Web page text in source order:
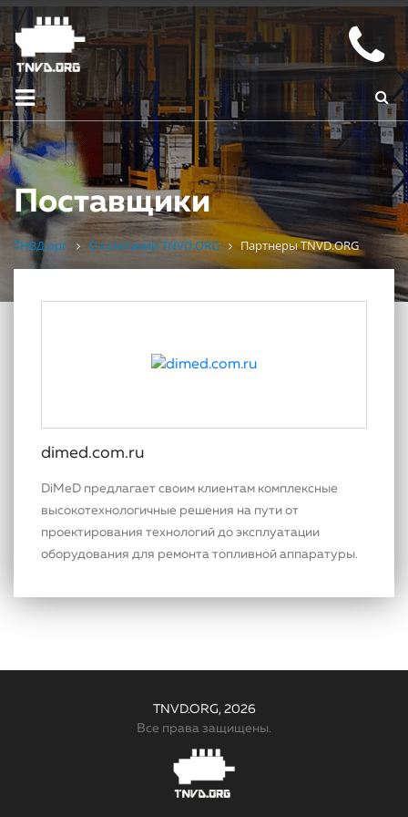
Поставщики
ТНВД.орг О компании TNVD.ORG Партнеры TNVD.ORG
dimed.com.ru
DiMeD предлагает своим клиентам комплексные
высокотехнологичные решения на пути от
проектирования технологий до эксплуатации
оборудования для ремонта топливной аппаратуры.
TNVD.ORG, 2026
Все права защищены.